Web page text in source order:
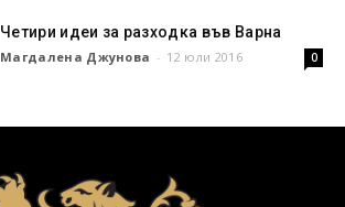
Четири идеи за разходка във Варна
Магдалена Джунова - 12 юли 2016 0